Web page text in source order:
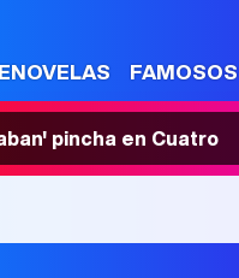
FAMOSOS
pincha en Cuatro